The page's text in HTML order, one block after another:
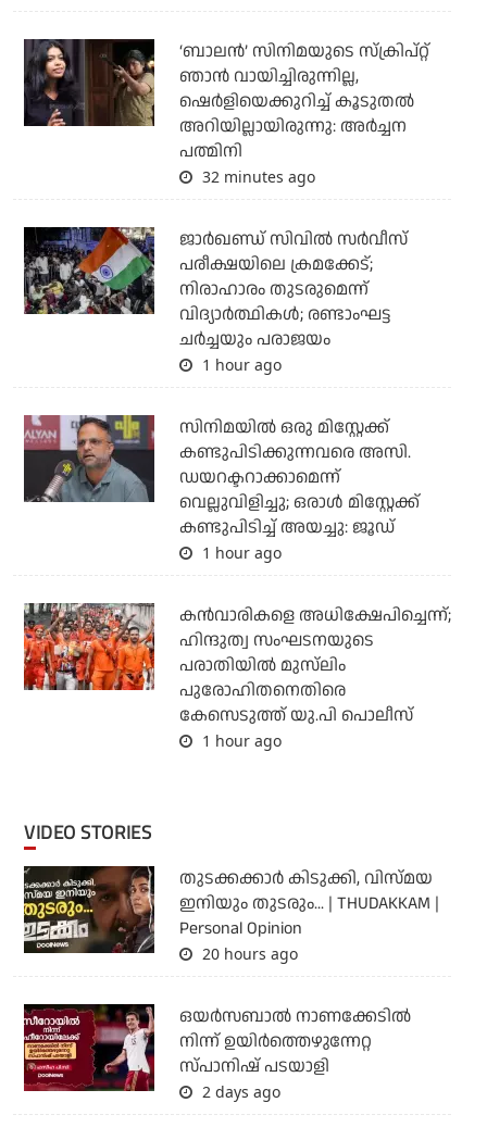
‘ബാലൻ’ സിനിമയുടെ സ്ക്രിപ്റ്റ്
ഞാൻ വായിച്ചിരുന്നില്ല,
ഷെർളിയെക്കുറിച്ച് കൂടുതൽ
അറിയില്ലായിരുന്നു: അർച്ചന
പത്മിനി
32 minutes ago
ജാര്‍ഖണ്ഡ് സിവില്‍ സര്‍വീസ്
പരീക്ഷയിലെ ക്രമക്കേട്;
നിരാഹാരം തുടരുമെന്ന്
വിദ്യാര്‍ത്ഥികള്‍; രണ്ടാംഘട്ട
ചര്‍ച്ചയും പരാജയം
1 hour ago
സിനിമയില്‍ ഒരു മിസ്റ്റേക്ക്
കണ്ടുപിടിക്കുന്നവരെ അസി.
ഡയറക്ടറാക്കാമെന്ന്
വെല്ലുവിളിച്ചു; ഒരാള്‍ മിസ്റ്റേക്ക്
കണ്ടുപിടിച്ച് അയച്ചു: ജൂഡ്
1 hour ago
കന്‍വാരികളെ അധിക്ഷേപിച്ചെന്ന്;
ഹിന്ദുത്വ സംഘടനയുടെ
പരാതിയില്‍ മുസ്‌ലിം
പുരോഹിതനെതിരെ
കേസെടുത്ത് യു.പി പൊലീസ്
1 hour ago
VIDEO STORIES
തുടക്കക്കാര്‍ കിടുക്കി, വിസ്മയ
ഇനിയും തുടരും... | THUDAKKAM |
Personal Opinion
20 hours ago
ഒയര്‍സബാൽ നാണക്കേടിൽ
നിന്ന് ഉയിർത്തെഴുന്നേറ്റ
സ്പാനിഷ് പടയാളി
2 days ago